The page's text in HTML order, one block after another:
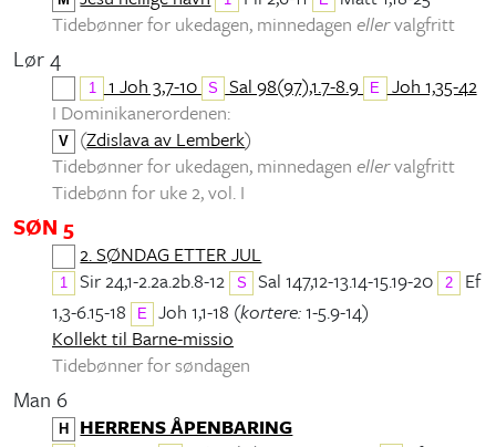
Tidebønner for ukedagen, minnedagen ellervalgfritt
Lør 4
1 1 Joh 3,7-10 S Sal 98(97),1.7-8.9 E Joh 1,35-42
I Dominikanerordenen:
V (Zdislava av Lemberk)
Tidebønner for ukedagen, minnedagen ellervalgfritt
Tidebønn for uke 2, vol. I
SØN 5
2. SØNDAG ETTER JUL
1 Sir 24,1-2.2a.2b.8-12 S Sal 147,12-13.14-15.19-20 2
Ef
1,3-6.15-18
E Joh 1,1-18 (kortere:1-5.9-14)
Kollekt til Barne-missio
Tidebønner for søndagen
Man 6
H HERRENS ÅPENBARING